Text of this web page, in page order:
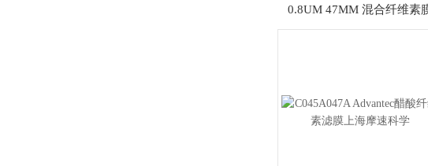
0.8UM 47MM 混合纤维素